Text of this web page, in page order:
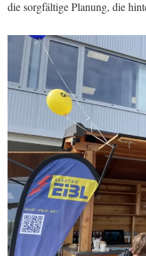
die sorgfältige Planung, die